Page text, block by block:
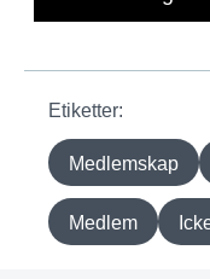
Etiketter:
Medlemskap
Medlem